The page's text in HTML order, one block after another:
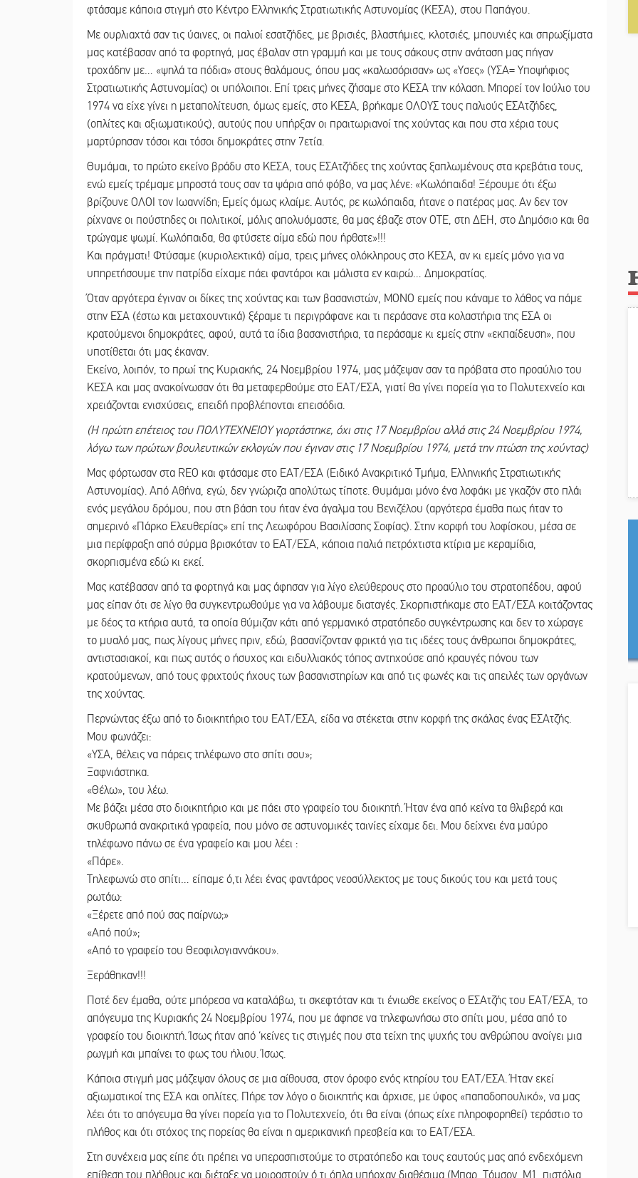
φτάσαμε κάποια στιγμή στο Κέντρο Ελληνικής Στρατιωτικής Αστυνομίας (ΚΕΣΑ), στου Παπάγου.
Με ουρλιαχτά σαν τις ύαινες, οι παλιοί εσατζήδες, με βρισιές, βλαστήμιες, κλοτσιές, μπουνιές και σπρωξίματα
μας κατέβασαν από τα φορτηγά, μας έβαλαν στη γραμμή και με τους σάκους στην ανάταση μας πήγαν
τροχάδην με… «ψηλά τα πόδια» στους θαλάμους, όπου μας «καλωσόρισαν» ως «Υσες» (ΥΣΑ= Υποψήφιος
Στρατιωτικής Αστυνομίας) οι υπόλοιποι. Επί τρεις μήνες ζήσαμε στο ΚΕΣΑ την κόλαση. Μπορεί τον Ιούλιο του
1974 να είχε γίνει η μεταπολίτευση, όμως εμείς, στο ΚΕΣΑ, βρήκαμε ΟΛΟΥΣ τους παλιούς ΕΣΑτζήδες,
(οπλίτες και αξιωματικούς), αυτούς που υπήρξαν οι πραιτωριανοί της χούντας και που στα χέρια τους
μαρτύρησαν τόσοι και τόσοι δημοκράτες στην 7ετία.
Θυμάμαι, το πρώτο εκείνο βράδυ στο ΚΕΣΑ, τους ΕΣΑτζήδες της χούντας ξαπλωμένους στα κρεβάτια τους,
ενώ εμείς τρέμαμε μπροστά τους σαν τα ψάρια από φόβο, να μας λένε: «Κωλόπαιδα! Ξέρουμε ότι έξω
βρίζουνε ΟΛΟΙ τον Ιωαννίδη; Εμείς όμως κλαίμε. Αυτός, ρε κωλόπαιδα, ήτανε ο πατέρας μας. Αν δεν τον
ρίχνανε οι πούστηδες οι πολιτικοί, μόλις απολυόμαστε, θα μας έβαζε στον ΟΤΕ, στη ΔΕΗ, στο Δημόσιο και θα
τρώγαμε ψωμί. Κωλόπαιδα, θα φτύσετε αίμα εδώ που ήρθατε»!!!
Και πράγματι! Φτύσαμε (κυριολεκτικά) αίμα, τρεις μήνες ολόκληρους στο ΚΕΣΑ, αν κι εμείς μόνο για να
υπηρετήσουμε την πατρίδα είχαμε πάει φαντάροι και μάλιστα εν καιρώ… Δημοκρατίας.
Όταν αργότερα έγιναν οι δίκες της χούντας και των βασανιστών, ΜΟΝΟ εμείς που κάναμε το λάθος να πάμε
στην ΕΣΑ (έστω και μεταχουντικά) ξέραμε τι περιγράφανε και τι περάσανε στα κολαστήρια της ΕΣΑ οι
κρατούμενοι δημοκράτες, αφού, αυτά τα ίδια βασανιστήρια, τα περάσαμε κι εμείς στην «εκπαίδευση», που
υποτίθεται ότι μας έκαναν.
Εκείνο, λοιπόν, το πρωί της Κυριακής, 24 Νοεμβρίου 1974, μας μάζεψαν σαν τα πρόβατα στο προαύλιο του
ΚΕΣΑ και μας ανακοίνωσαν ότι θα μεταφερθούμε στο ΕΑΤ/ΕΣΑ, γιατί θα γίνει πορεία για το Πολυτεχνείο και
χρειάζονται ενισχύσεις, επειδή προβλέπονται επεισόδια.
(Η πρώτη επέτειος του ΠΟΛΥΤΕΧΝΕΙΟΥ γιορτάστηκε, όχι στις 17 Νοεμβρίου αλλά στις 24 Νοεμβρίου 1974,
λόγω των πρώτων βουλευτικών εκλογών που έγιναν στις 17 Νοεμβρίου 1974, μετά την πτώση της χούντας)
Μας φόρτωσαν στα REO και φτάσαμε στο ΕΑΤ/ΕΣΑ (Ειδικό Ανακριτικό Τμήμα, Ελληνικής Στρατιωτικής
Αστυνομίας). Από Αθήνα, εγώ, δεν γνώριζα απολύτως τίποτε. Θυμάμαι μόνο ένα λοφάκι με γκαζόν στο πλάι
ενός μεγάλου δρόμου, που στη βάση του ήταν ένα άγαλμα του Βενιζέλου (αργότερα έμαθα πως ήταν το
σημερινό «Πάρκο Ελευθερίας» επί της Λεωφόρου Βασιλίσσης Σοφίας). Στην κορφή του λοφίσκου, μέσα σε
μια περίφραξη από σύρμα βρισκόταν το ΕΑΤ/ΕΣΑ, κάποια παλιά πετρόχτιστα κτίρια με κεραμίδια,
σκορπισμένα εδώ κι εκεί.
Μας κατέβασαν από τα φορτηγά και μας άφησαν για λίγο ελεύθερους στο προαύλιο του στρατοπέδου, αφού
μας είπαν ότι σε λίγο θα συγκεντρωθούμε για να λάβουμε διαταγές. Σκορπιστήκαμε στο ΕΑΤ/ΕΣΑ κοιτάζοντας
με δέος τα κτήρια αυτά, τα οποία θύμιζαν κάτι από γερμανικό στρατόπεδο συγκέντρωσης και δεν το χώραγε
το μυαλό μας, πως λίγους μήνες πριν, εδώ, βασανίζονταν φρικτά για τις ιδέες τους άνθρωποι δημοκράτες,
αντιστασιακοί, και πως αυτός ο ήσυχος και ειδυλλιακός τόπος αντηχούσε από κραυγές πόνου των
κρατούμενων, από τους φριχτούς ήχους των βασανιστηρίων και από τις φωνές και τις απειλές των οργάνων
της χούντας.
Περνώντας έξω από το διοικητήριο του ΕΑΤ/ΕΣΑ, είδα να στέκεται στην κορφή της σκάλας ένας ΕΣΑτζής.
Μου φωνάζει:
«ΥΣΑ, θέλεις να πάρεις τηλέφωνο στο σπίτι σου»;
Ξαφνιάστηκα.
«Θέλω», του λέω.
Με βάζει μέσα στο διοικητήριο και με πάει στο γραφείο του διοικητή. Ήταν ένα από κείνα τα θλιβερά και
σκυθρωπά ανακριτικά γραφεία, που μόνο σε αστυνομικές ταινίες είχαμε δει. Μου δείχνει ένα μαύρο
τηλέφωνο πάνω σε ένα γραφείο και μου λέει :
«Πάρε».
Τηλεφωνώ στο σπίτι… είπαμε ό,τι λέει ένας φαντάρος νεοσύλλεκτος με τους δικούς του και μετά τους
ρωτάω:
«Ξέρετε από πού σας παίρνω;»
«Από πού»;
«Από το γραφείο του Θεοφιλογιαννάκου».
Ξεράθηκαν!!!
Ποτέ δεν έμαθα, ούτε μπόρεσα να καταλάβω, τι σκεφτόταν και τι ένιωθε εκείνος ο ΕΣΑτζής του ΕΑΤ/ΕΣΑ, το
απόγευμα της Κυριακής 24 Νοεμβρίου 1974, που με άφησε να τηλεφωνήσω στο σπίτι μου, μέσα από το
γραφείο του διοικητή. Ίσως ήταν από ‘κείνες τις στιγμές που στα τείχη της ψυχής του ανθρώπου ανοίγει μια
ρωγμή και μπαίνει το φως του ήλιου. Ίσως.
Κάποια στιγμή μας μάζεψαν όλους σε μια αίθουσα, στον όροφο ενός κτηρίου του ΕΑΤ/ΕΣΑ. Ήταν εκεί
αξιωματικοί της ΕΣΑ και οπλίτες. Πήρε τον λόγο ο διοικητής και άρχισε, με ύφος «παπαδοπουλικό», να μας
λέει ότι το απόγευμα θα γίνει πορεία για το Πολυτεχνείο, ότι θα είναι (όπως είχε πληροφορηθεί) τεράστιο το
πλήθος και ότι στόχος της πορείας θα είναι η αμερικανική πρεσβεία και το ΕΑΤ/ΕΣΑ.
Στη συνέχεια μας είπε ότι πρέπει να υπερασπιστούμε το στρατόπεδο και τους εαυτούς μας από ενδεχόμενη
επίθεση του πλήθους και διέταξε να μοιραστούν ό,τι όπλα υπήρχαν διαθέσιμα (Μπαρ, Τόμσον, Μ1, πιστόλια,